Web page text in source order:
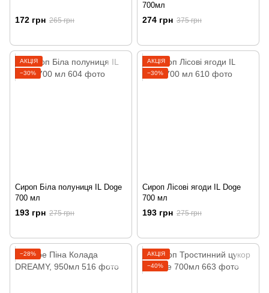
172 грн 265 грн
700мл
274 грн 375 грн
АКЦІЯ
−30%
Сироп Біла полуниця IL Doge
700 мл
193 грн 275 грн
АКЦІЯ
−30%
Сироп Лісові ягоди IL Doge
700 мл
193 грн 275 грн
−28%
АКЦІЯ
−40%